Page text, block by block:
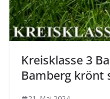
Kreisklasse 3
Bamberg krönt